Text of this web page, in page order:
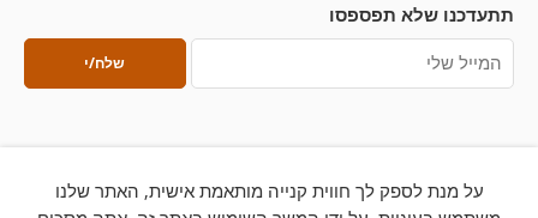
תתעדכנו שלא תפספסו
על מנת לספק לך חווית קנייה מותאמת אישית, האתר שלנו